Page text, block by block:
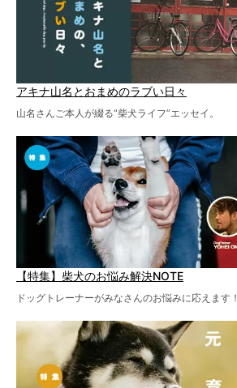
アキナ山名とおまめのラブい日々
山名さんご本人が綴る“柴犬ライフ”エッセイ。
【特集】柴犬のお悩み解決NOTE
ドッグトレーナーがみなさんのお悩みに応えます！